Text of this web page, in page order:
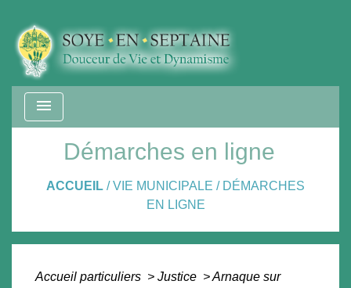
menu
Démarches en ligne
ACCUEIL /VIE MUNICIPALE / DÉMARCHES
EN LIGNE
Accueil particuliers > Justice >Arnaque sur